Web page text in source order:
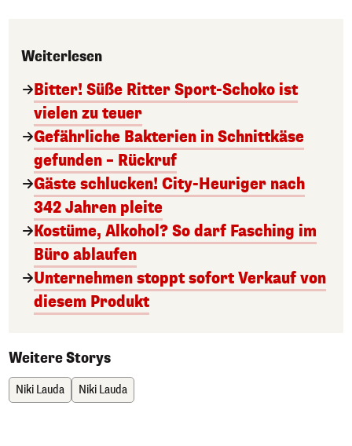
Weiterlesen
Bitter! Süße Ritter Sport-Schoko ist
vielen zu teuer
Gefährliche Bakterien in Schnittkäse
gefunden – Rückruf
Gäste schlucken! City-Heuriger nach
342 Jahren pleite
Kostüme, Alkohol? So darf Fasching im
Büro ablaufen
Unternehmen stoppt sofort Verkauf von
diesem Produkt
Weitere Storys
Niki Lauda Niki Lauda